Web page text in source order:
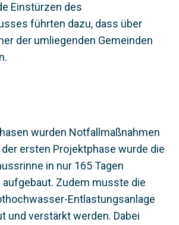
Einstürzen des
führten dazu, dass über
der umliegenden Gemeinden
wurden Notfallmaßnahmen
ersten Projektphase wurde die
in nur 165 Tagen
Zudem musste die
Entlastungsanlage
und verstärkt werden. Dabei